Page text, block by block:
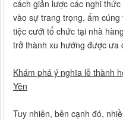
cách giản lược các nghi
vào sự trang trọng, ấm
tiệc cưới tổ chức tại nhà
trở thành xu hướng được ưa
Khám phá ý nghĩa lễ thành
Yên
Tuy nhiên, bên cạnh đó,